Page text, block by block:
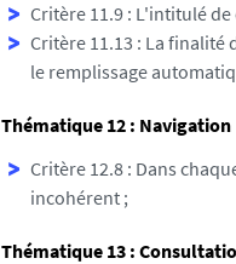
Critère 11.9 : L'intitulé
Critère 11.13 : La
le remplissage
Thématique 12 : Navigation
Critère 12.8 : Dans
incohérent ;
Thématique 13 :